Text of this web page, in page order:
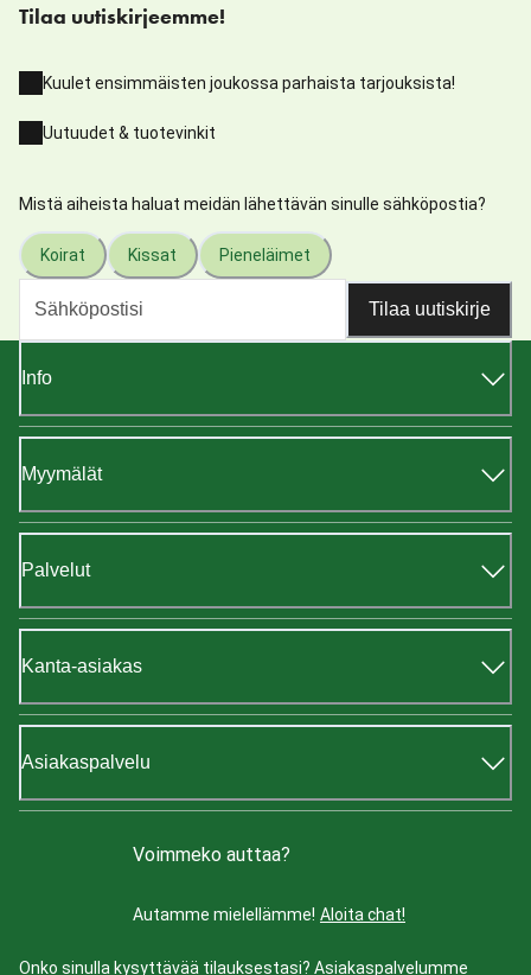
Tilaa uutiskirjeemme!
Kuulet ensimmäisten joukossa parhaista tarjouksista!
Uutuudet & tuotevinkit
Mistä aiheista haluat meidän lähettävän sinulle sähköpostia?
Koirat Kissat Pieneläimet
Tilaa uutiskirje
Info
Myymälät
Palvelut
Kanta-asiakas
Asiakaspalvelu
Voimmeko auttaa?
Autamme mielellämme! Aloita chat!
Onko sinulla kysyttävää tilauksestasi? Asiakaspalvelumme